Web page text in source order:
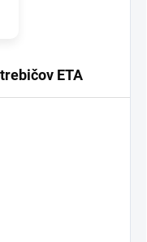
ETA